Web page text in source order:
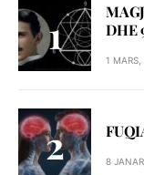
DHE
1
8